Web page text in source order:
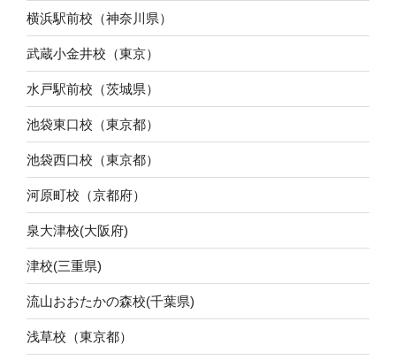
横浜駅前校（神奈川県）
武蔵小金井校（東京）
水戸駅前校（茨城県）
池袋東口校（東京都）
池袋西口校（東京都）
河原町校（京都府）
泉大津校(大阪府)
津校(三重県)
流山おおたかの森校(千葉県)
浅草校（東京都）